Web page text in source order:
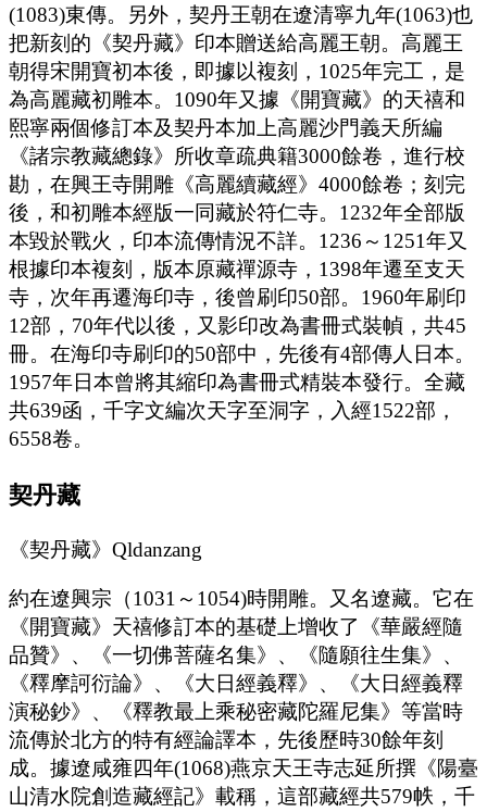
(1083)東傳。另外，契丹王朝在遼清寧九年(1063)也
把新刻的《契丹藏》印本贈送給高麗王朝。高麗王
朝得宋開寶初本後，即據以複刻，1025年完工，是
為高麗藏初雕本。1090年又據《開寶藏》的天禧和
熙寧兩個修訂本及契丹本加上高麗沙門義天所編
《諸宗教藏總錄》所收章疏典籍3000餘卷，進行校
勘，在興王寺開雕《高麗續藏經》4000餘卷；刻完
後，和初雕本經版一同藏於符仁寺。1232年全部版
本毀於戰火，印本流傳情況不詳。1236～1251年又
根據印本複刻，版本原藏禪源寺，1398年遷至支天
寺，次年再遷海印寺，後曾刷印50部。1960年刷印
12部，70年代以後，又影印改為書冊式裝幀，共45
冊。在海印寺刷印的50部中，先後有4部傳人日本。
1957年日本曾將其縮印為書冊式精裝本發行。全藏
共639函，千字文編次天字至洞字，入經1522部，
6558卷。
契丹藏
《契丹藏》Qldanzang
約在遼興宗（1031～1054)時開雕。又名遼藏。它在
《開寶藏》天禧修訂本的基礎上增收了《華嚴經隨
品贊》、《一切佛菩薩名集》、《隨願往生集》、
《釋摩訶衍論》、《大日經義釋》、《大日經義釋
演秘鈔》、《釋教最上乘秘密藏陀羅尼集》等當時
流傳於北方的特有經論譯本，先後歷時30餘年刻
成。據遼咸雍四年(1068)燕京天王寺志延所撰《陽臺
山清水院創造藏經記》載稱，這部藏經共579帙，千